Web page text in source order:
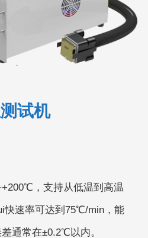
试机
，⽀持从低温到⾼温
快速率可达到75℃/min，能
通常在±0.2℃以内。